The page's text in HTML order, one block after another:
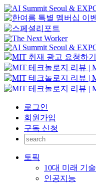
로그인
회원가입
구독 신청
토픽
10대 미래 기술
인공지능